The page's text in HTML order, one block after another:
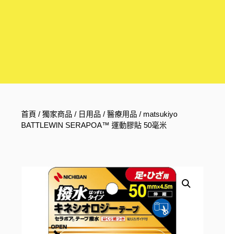
首頁 /獨家商品 / 日用品 /醫療用品 / matsukiyo
BATTLEWIN SERAPOA™ 運動膠貼 50毫米